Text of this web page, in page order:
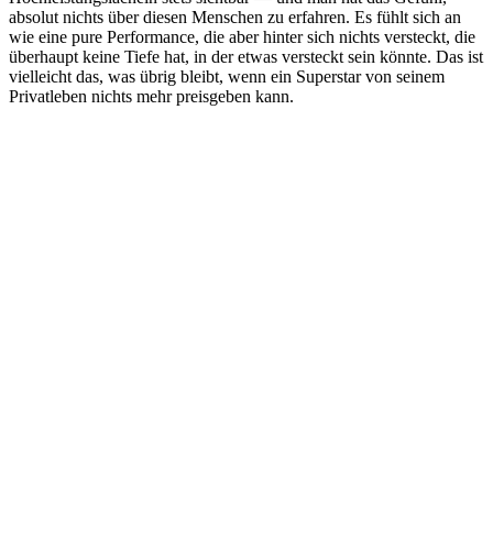
absolut nichts über diesen Menschen zu erfahren. Es fühlt sich an
wie eine pure Performance, die aber hinter sich nichts versteckt, die
überhaupt keine Tiefe hat, in der etwas versteckt sein könnte. Das ist
vielleicht das, was übrig bleibt, wenn ein Superstar von seinem
Privatleben nichts mehr preisgeben kann.